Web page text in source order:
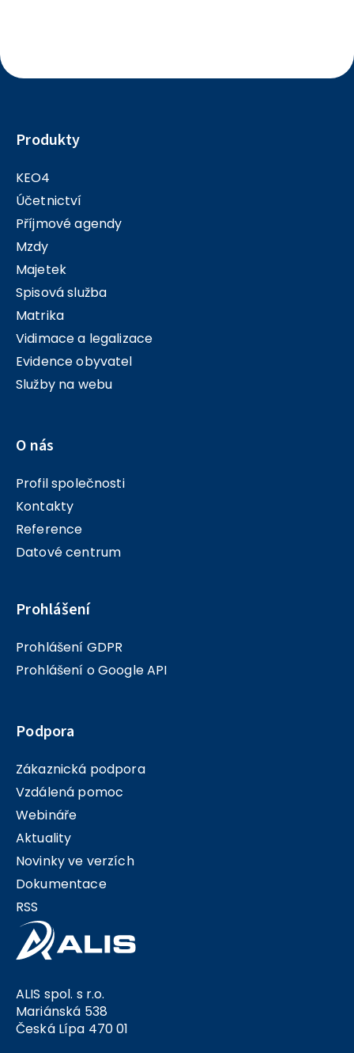
ALIS spol. s r.o.
Mariánská 538
Česká Lípa 470 01
Produkty
KEO4
Účetnictví
Příjmové agendy
Mzdy
Majetek
Spisová služba
Matrika
Vidimace a legalizace
Evidence obyvatel
Služby na webu
O nás
Profil společnosti
Kontakty
Reference
Datové centrum
Prohlášení
Prohlášení GDPR
Prohlášení o Google API
Podpora
Zákaznická podpora
Vzdálená pomoc
Webináře
Aktuality
Novinky ve verzích
Dokumentace
RSS